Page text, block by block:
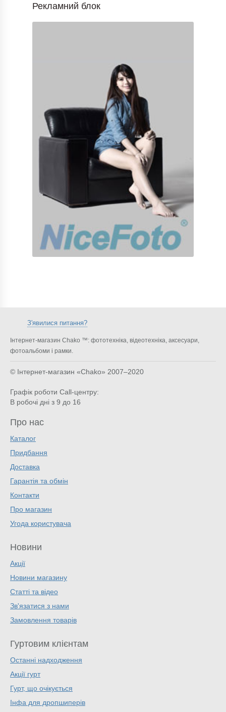
Рекламний блок
З'явилися питання?
Інтернет-магазин Chako ™: фототехніка, відеотехніка, аксесуари,
фотоальбоми і рамки.
© Інтернет-магазин «Chako» 2007–2020
Графік роботи Call-центру:
В робочі дні з 9 до 16
Про нас
Каталог
Придбання
Доставка
Гарантія та обмін
Контакти
Про магазин
Угода користувача
Новини
Акції
Новини магазину
Статті та відео
Зв'язатися з нами
Замовлення товарів
Гуртовим клієнтам
Останні надходження
Акції гурт
Гурт, що очікується
Інфа для дропшиперів